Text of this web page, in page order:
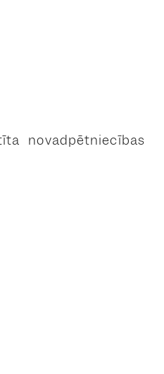
novadpētniecības